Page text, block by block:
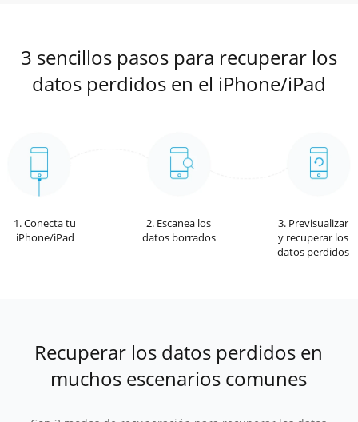
3 sencillos pasos para recuperar los
datos perdidos en el iPhone/iPad
1. Conecta tu
iPhone/iPad
2. Escanea los
datos borrados
3. Previsualizar
y recuperar los
datos perdidos
Recuperar los datos perdidos en
muchos escenarios comunes